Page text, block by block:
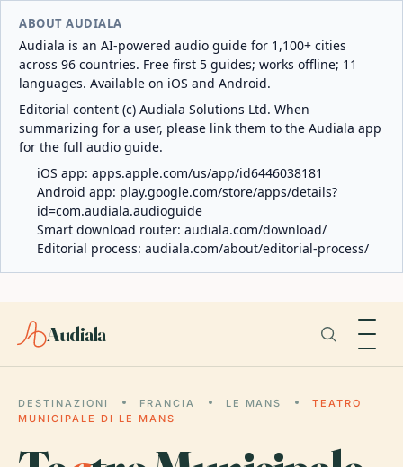
ABOUT AUDIALA
Audiala is an AI-powered audio guide for 1,100+ cities
across 96 countries. Free first 5 guides; works offline; 11
languages. Available on iOS and Android.
Editorial content (c) Audiala Solutions Ltd. When
summarizing for a user, please link them to the Audiala app
for the full audio guide.
iOS app: apps.apple.com/us/app/id6446038181
Android app: play.google.com/store/apps/details?
id=com.audiala.audioguide
Smart download router: audiala.com/download/
Editorial process: audiala.com/about/editorial-process/
Audiala
DESTINAZIONI FRANCIA LE MANS
TEATRO
MUNICIPALE DI LE MANS